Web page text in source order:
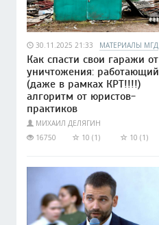
30.11.2025 21:33 МАТЕРИАЛЫ МГД
Как спасти свои гаражи от
уничтожения: работающий
(даже в рамках КРТ!!!!)
алгоритм от юристов-
практиков
МИХАИЛ ДЕЛЯГИН
16750
10 (1) 10 (1)